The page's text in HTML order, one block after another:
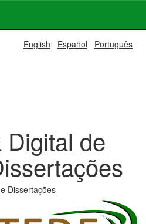
English Español Português
Digital de
Dissertações